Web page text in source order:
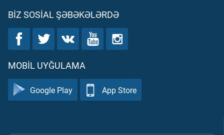
BIZ SOSIAL ŞƏBƏKƏLƏRDƏ
MOBIL UYĞULAMA
Google Play App Store